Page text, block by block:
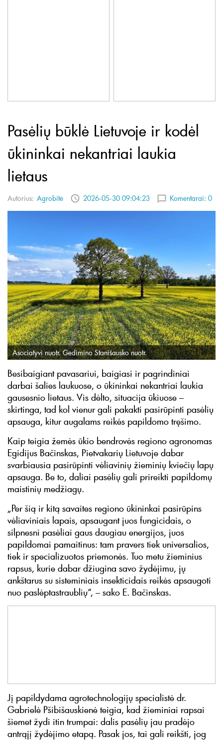
Pasėlių būklė Lietuvoje ir kodėl
ūkininkai nekantriai laukia
lietaus
Autorius: Agrobitė 2026-05-30 09:04:23 Komentarai: 0
Asociatyvi nuotr. Gedimino Stanišausko nuotr.
Besibaigiant pavasariui, baigiasi ir pagrindiniai
darbai šalies laukuose, o ūkininkai nekantriai laukia
gausesnio lietaus. Vis dėlto, situacija ūkiuose –
skirtinga, tad kol vienur gali pakakti pasirūpinti pasėlių
apsauga, kitur augalams reikės papildomo tręšimo.
Kaip teigia žemės ūkio bendrovės regiono agronomas
Egidijus Bačinskas, Pietvakarių Lietuvoje dabar
svarbiausia pasirūpinti vėliavinių žieminių kviečių lapų
apsauga. Be to, daliai pasėlių gali prireikti papildomų
maistinių medžiagų.
„Per šią ir kitą savaites regiono ūkininkai pasirūpins
vėliaviniais lapais, apsaugant juos fungicidais, o
silpnesni pasėliai gaus daugiau energijos, juos
papildomai pamaitinus: tam pravers tiek universalios,
tiek ir specializuotos priemonės. Tuo metu žieminius
rapsus, kurie dabar džiugina savo žydėjimu, jų
ankštarus su sisteminiais insekticidais reikės apsaugoti
nuo paslėptastraublių“, – sako E. Bačinskas.
Jį papildydama agrotechnologijų specialistė dr.
Gabrielė Pšibišauskienė teigia, kad žieminiai rapsai
šiemet žydi itin trumpai: dalis pasėlių jau pradėjo
antrąjį žydėjimo etapą. Pasak jos, tai gali reikšti, jog